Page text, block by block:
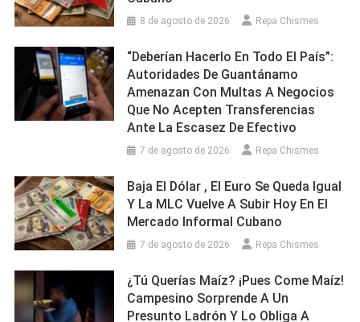
8 de agosto de 2026 Repa Chismes
“Deberían Hacerlo En Todo El País”:
Autoridades De Guantánamo
Amenazan Con Multas A Negocios
Que No Acepten Transferencias
Ante La Escasez De Efectivo
7 de agosto de 2026 Repa Chismes
Baja El Dólar , El Euro Se Queda Igual
Y La MLC Vuelve A Subir Hoy En El
Mercado Informal Cubano
7 de agosto de 2026 Repa Chismes
¿Tú Querías Maíz? ¡Pues Come Maíz!
Campesino Sorprende A Un
Presunto Ladrón Y Lo Obliga A